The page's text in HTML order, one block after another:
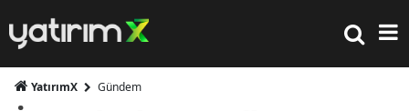
YatırımX Gündem